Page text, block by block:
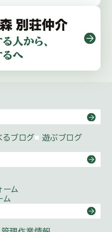
るブログ
遊ぶブログ
ーム
ム